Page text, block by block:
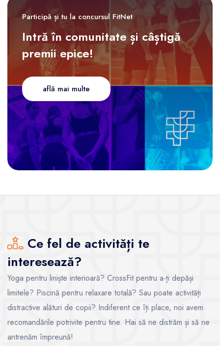
Participă și tu la concursul FitNet
Intră în comunitate și câștigă
premii epice!
află mai multe
Ce fel de activități te
interesează?
Yoga pentru liniște interioară? CrossFit pentru a-ți depăși
limitele? Piscină pentru relaxare totală? Sau poate activități
distractive alături de copii? Indiferent ce îți place, noi avem
recomandările potrivite pentru tine. Hai să ne distrăm și să ne
antrenăm împreună!